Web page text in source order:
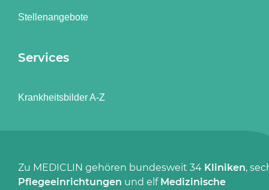
Stellenangebote
Services
Krankheitsbilder A-Z
Zu MEDICLIN gehören bundesweit 34 Kliniken,
Pflegeeinrichtungen und elf Medizinische